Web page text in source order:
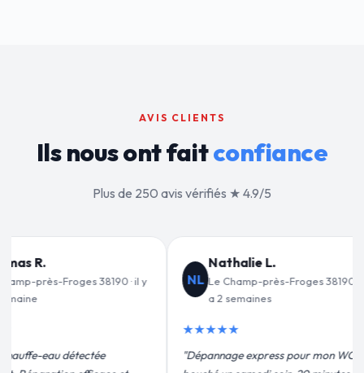
AVIS CLIENTS
Ils nous ont faitconfiance
Plus de 250 avis vérifiés ★ 4.9/5
L.
près-Froges 38190 · il y
pour mon WC
JF
Jean-François C.
Le Champ-près-Froges 38190 · il y
a 3 semaines
★★★★★
"Remplacement de mon chauffe-eau en